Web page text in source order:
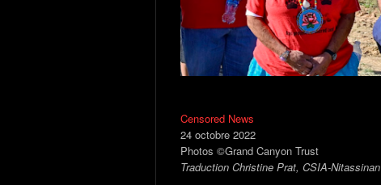
Censored News
24 octobre 2022
Photos ©Grand Canyon Trust
Traduction Christine Prat, CSIA-Nitassinan